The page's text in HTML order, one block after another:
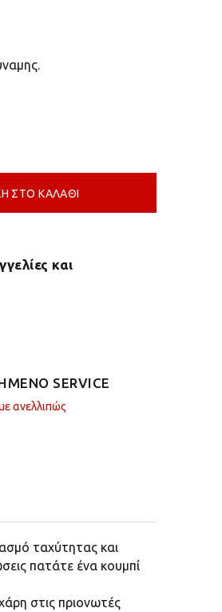
ΣΤΟ ΚΑΛΑΘΙ
και
SERVICE
ανελλιπώς
ταχύτητας και
πατάτε ένα κουμπί
στις πριονωτές